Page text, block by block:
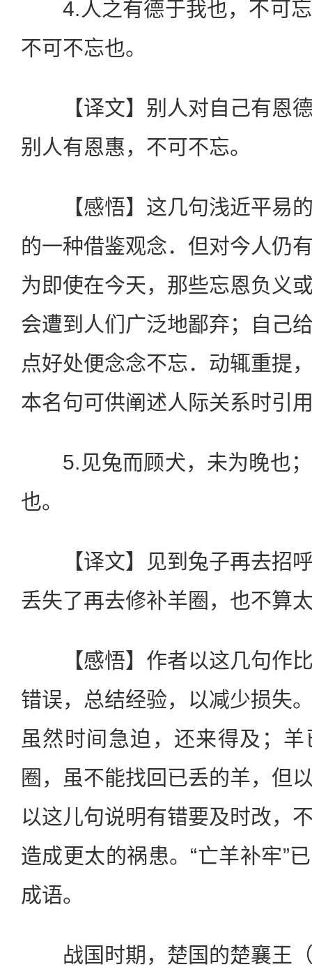
4.人之有德于我也，不可忘
不可不忘也。
【译文】别人对自己有恩德
别人有恩惠，不可不忘。
【感悟】这几句浅近平易的
的一种借鉴观念．但对今人仍
为即使在今天，那些忘恩负义
会遭到人们广泛地鄙弃；自己
点好处便念念不忘．动辄重提
本名句可供阐述人际关系时引
5.见兔而顾犬，未为晚也；
也。
【译文】见到兔子再去招呼
丢失了再去修补羊圈，也不算
【感悟】作者以这几句作比
错误，总结经验，以减少损失
虽然时间急迫，还来得及；
圈，虽不能找回已丢的羊，但
以这儿句说明有错要及时改，
造成更太的祸患。“亡羊补牢”
成语。
战国时期，楚国的楚襄王（